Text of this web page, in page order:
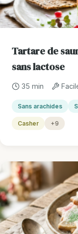
Tartare de
sans lactose
35 min
Sans arachides
Casher +9